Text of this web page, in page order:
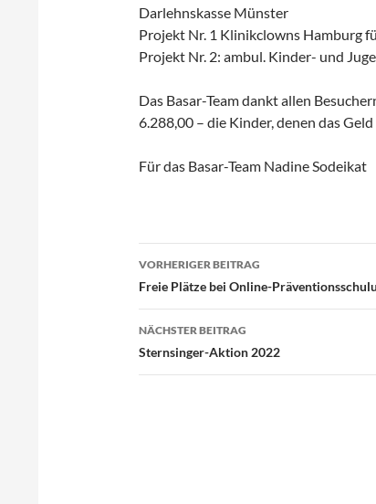
Darlehnskasse Münster
Projekt Nr. 1 Klinikclowns Hamburg
Projekt Nr. 2: ambul. Kinder- und
Das Basar-Team dankt allen
6.288,00 – die Kinder, denen das
Für das Basar-Team Nadine Sodeikat
Beitragsnavigation
VORHERIGER BEITRAG
Freie Plätze bei Online-
NÄCHSTER BEITRAG
Sternsinger-Aktion 2022